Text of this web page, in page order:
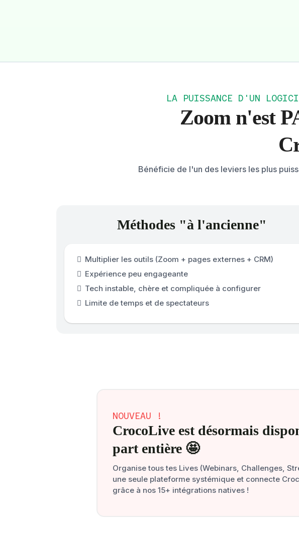
LA PUISSANCE D'UN
Zoom n'est
Bénéficie de l'un des leviers les plus
Méthodes "à l'ancienne"
Multiplier les outils (Zoom + pages externes + CRM)
Expérience peu engageante
Tech instable, chère et compliquée à configurer
Limite de temps et de spectateurs
NOUVEAU !
CrocoLive est désormais
part entière 🤩
Organise tous tes Lives (Webinars, Challenges,
une seule plateforme systémique et connecte
grâce à nos 15+ intégrations natives !